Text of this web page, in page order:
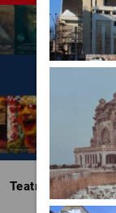
Teatrul Bulandra